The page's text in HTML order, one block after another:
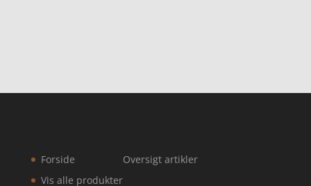
Forside
Vis alle produkter
Oversigt artikler